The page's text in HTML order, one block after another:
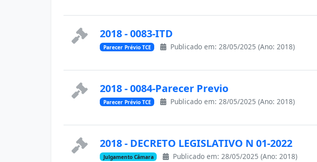
2018 - 0083-ITD
Parecer Prévio TCE Publicado em: 28/05/2025 (Ano: 2018)
2018 - 0084-Parecer Previo
Parecer Prévio TCE Publicado em: 28/05/2025 (Ano: 2018)
2018 - DECRETO LEGISLATIVO N 01-2022
Julgamento Câmara Publicado em: 28/05/2025 (Ano: 2018)